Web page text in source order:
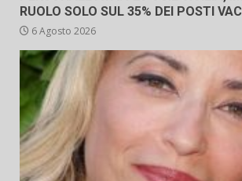
RUOLO SOLO SUL 35% DEI POSTI
6 Agosto 2026